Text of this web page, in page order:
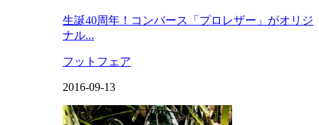
生誕40周年！コンバース「プロレザー」がオリジ
ナル...
フットフェア
2016-09-13